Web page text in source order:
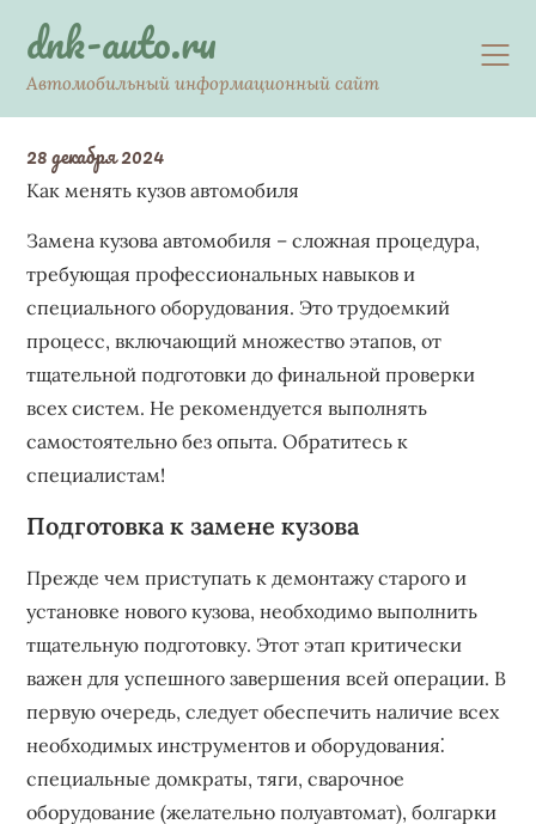
contentdnk-auto.ru
Автомобильный информационный сайт
28 декабря 2024
Как менять кузов автомобиля
Замена кузова автомобиля – сложная процедура,
требующая профессиональных навыков и
специального оборудования. Это трудоемкий
процесс, включающий множество этапов, от
тщательной подготовки до финальной проверки
всех систем. Не рекомендуется выполнять
самостоятельно без опыта. Обратитесь к
специалистам!
Подготовка к замене кузова
Прежде чем приступать к демонтажу старого и
установке нового кузова, необходимо выполнить
тщательную подготовку. Этот этап критически
важен для успешного завершения всей операции. В
первую очередь, следует обеспечить наличие всех
необходимых инструментов и оборудования⁚
специальные домкраты, тяги, сварочное
оборудование (желательно полуавтомат), болгарки